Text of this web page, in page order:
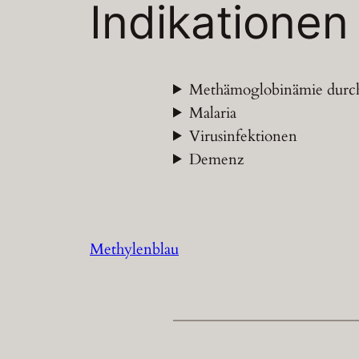
Indikationen
Methämoglobinämie
Malaria
Virusinfektionen
Demenz
Methylenblau